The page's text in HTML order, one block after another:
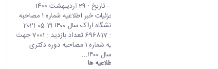
- تاریخ : 29 اردیبهشت 1400
صفحه اصلی جزئیات خبر اطلاعیه شماره ۱ مصاحبه
دوره دکتری دانشگاه اراک سال ۱۴۰۰ 19 05 2021
02:32 کد خبر : 696817 تعداد بازدید : 7001 جهت
مشاهده اطلاعیه شماره ۱ مصاحبه دوره دکتری
دانشگاه اراک سال ۱۴۰۰...
اطلاعیه ها